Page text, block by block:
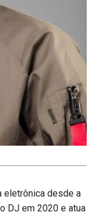
eletrônica desde a
DJ em 2020 e atua